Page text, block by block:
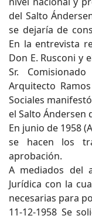
del Salto
se dejaría de
En la entrevista
Don E. Rusconi y
Sr.
Arquitecto
Sociales
el Salto Ándersen
En junio de 1958
se hacen los
aprobación.
A mediados del
Jurídica con la
necesarias para
11-12-1958 Se